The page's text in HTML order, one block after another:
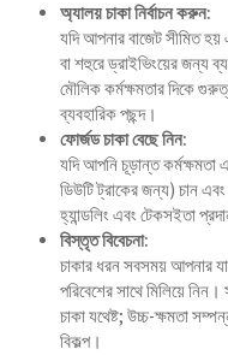
অ্যালয় চাকা নির্বাচন করুন:
যদি আপনার বাজেট সীমিত হয়
বা শহুরে ড্রাইভিংয়ের জন্য
মৌলিক কর্মক্ষমতার দিকে
ব্যবহারিক পছন্দ।
ফোর্জড চাকা বেছে নিন:
যদি আপনি চূড়ান্ত কর্মক্ষমতা
ডিউটি ট্রাকের জন্য) চান
হ্যান্ডলিং এবং টেকসইতা
বিস্তৃত বিবেচনা:
চাকার ধরন সবসময় আপনার
পরিবেশের সাথে মিলিয়ে
চাকা যথেষ্ট; উচ্চ-ক্ষমতা
বিকল্প।